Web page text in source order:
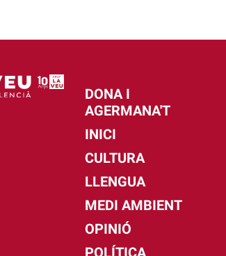
DONA I
AGERMANA'T
INICI
CULTURA
LLENGUA
MEDI AMBIENT
OPINIÓ
POLÍTICA